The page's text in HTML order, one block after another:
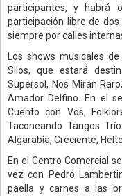
participantes, y habrá
participación libre de
siempre por calles
Los shows musicales
Silos, que estará
Supersol, Nos Miran
Amador Delfino. En el
Cuento con Vos,
Taconeando Tangos
Algarabía, Creciente,
En el Centro Comercial
vez con Pedro
paella y carnes a las